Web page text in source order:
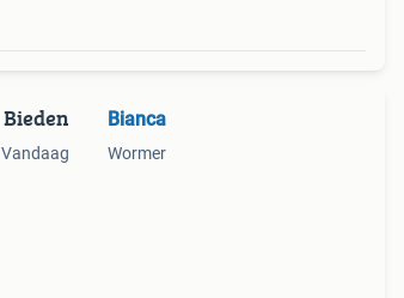
Bieden
Vandaag
Bianca
Wormer